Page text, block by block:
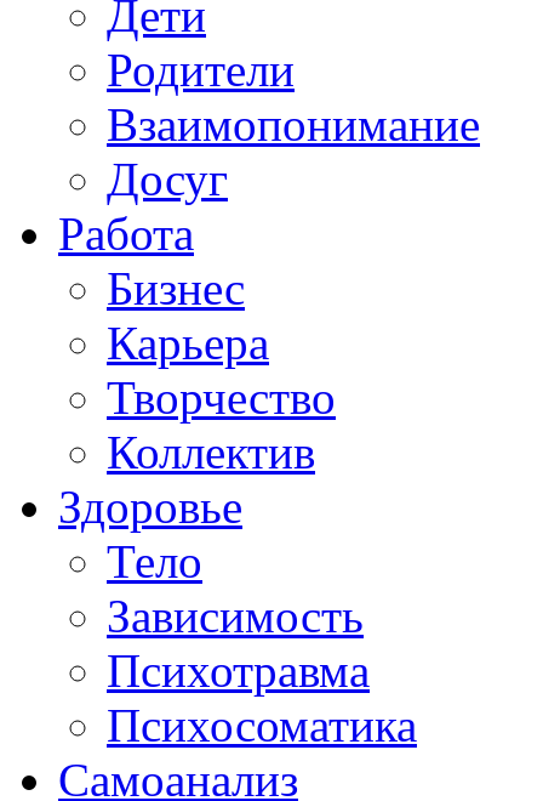
Дети
Родители
Взаимопонимание
Досуг
Работа
Бизнес
Карьера
Творчество
Коллектив
Здоровье
Тело
Зависимость
Психотравма
Психосоматика
Самоанализ